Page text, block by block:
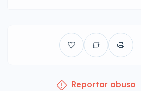
Reportar abuso